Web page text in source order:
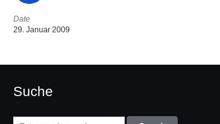
Date
29. Januar 2009
Suche